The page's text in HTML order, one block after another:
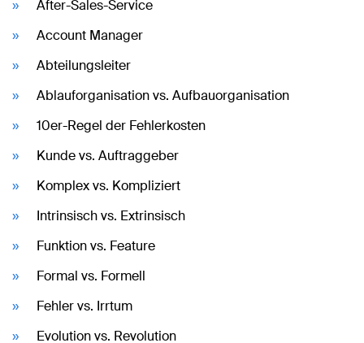
After-Sales-Service
Account Manager
Abteilungsleiter
Ablauforganisation vs. Aufbauorganisation
10er-Regel der Fehlerkosten
Kunde vs. Auftraggeber
Komplex vs. Kompliziert
Intrinsisch vs. Extrinsisch
Funktion vs. Feature
Formal vs. Formell
Fehler vs. Irrtum
Evolution vs. Revolution